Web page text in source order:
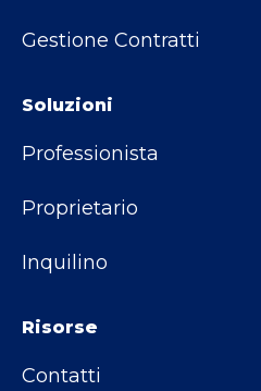
Gestione Contratti
Soluzioni
Professionista
Proprietario
Inquilino
Risorse
Contatti